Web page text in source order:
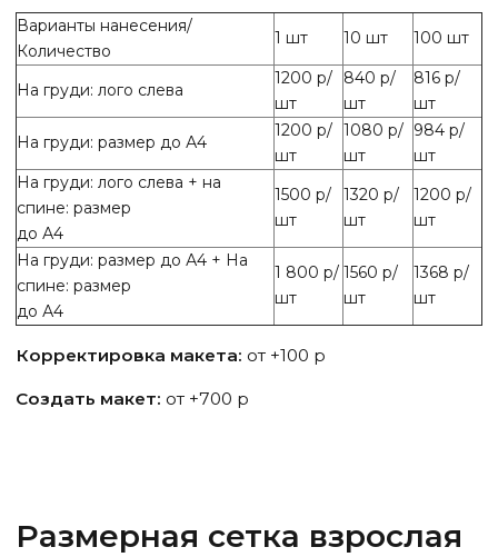
Варианты нанесения/
Количество
1 шт 10 шт 100 шт
На груди: лого слева
1200 р/
шт
840 р/
шт
816 р/
шт
На груди: размер до А4
1200 р/
шт
1080 р/
шт
984 р/
шт
На груди: лого слева + на
спине: размер
до А4
1500 р/
шт
1320 р/
шт
1200 р/
шт
На груди: размер до А4 + На
спине: размер
до А4
1 800 р/
шт
1560 р/
шт
1368 р/
шт
Корректировка макета: от +100 р
Создать макет: от +700 р
Размерная сетка взрослая